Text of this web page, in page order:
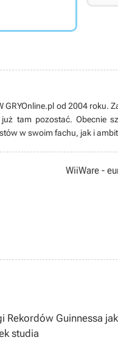
GRYOnline.pl od 2004 roku.
tam pozostać. Obecnie
w swoim fachu, jak i
Internetu, dobrej książki
WiiWare -
Rekordów Guinnessa
studia